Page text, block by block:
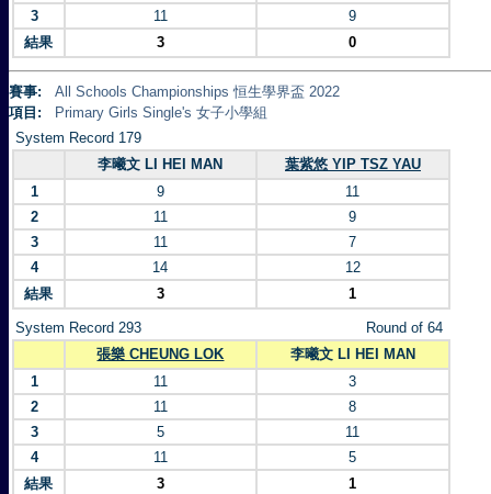
3
11
9
結果
3 0
賽事:
All Schools Championships 恒生學界盃 2022
項目:
Primary Girls Single's 女子小學組
System Record 179
李曦文 LI HEI MAN
葉紫悠 YIP TSZ YAU
1
9
11
2
11
9
3
11
7
4
14
12
結果
3 1
System Record 293
Round of 64
張樂 CHEUNG LOK
李曦文 LI HEI MAN
1
11
3
2
11
8
3
5
11
4
11
5
結果
3 1